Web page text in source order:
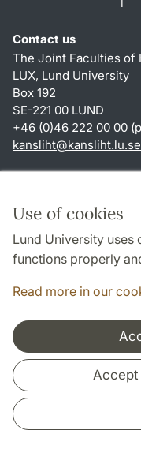
Use of cookies
Lund University uses
functions properly
Read more in our
Accept
Contact us
The Joint Faculties of
LUX, Lund University
Box 192
SE-221 00 LUND
+46 (0)46 222 00 00
kansliht@kansliht.lu.se
About this website and
Privacy policy
Accessibility